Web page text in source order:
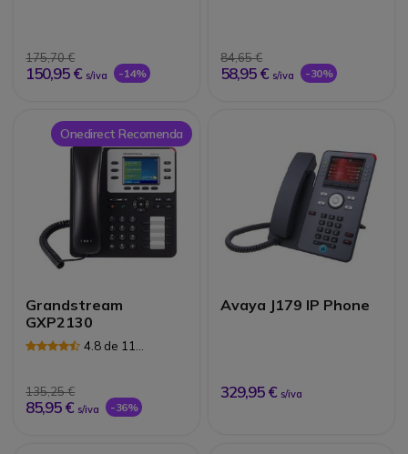
175,70 €
150,95 € s/iva -14%
84,65 €
58,95 € s/iva -30%
Onedirect Recomenda
Grandstream
GXP2130
4.8 de 11
135,25 €
85,95 € s/iva -36%
Avaya J179 IP Phone
329,95 € s/iva